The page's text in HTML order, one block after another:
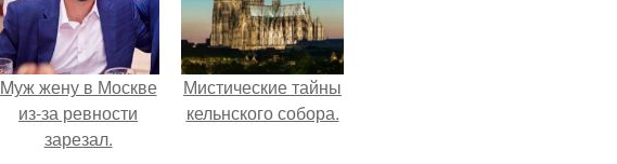
Mуж жену в Москве
из-за ревности
зарезал.
Мистические тайны
кельнского собора.